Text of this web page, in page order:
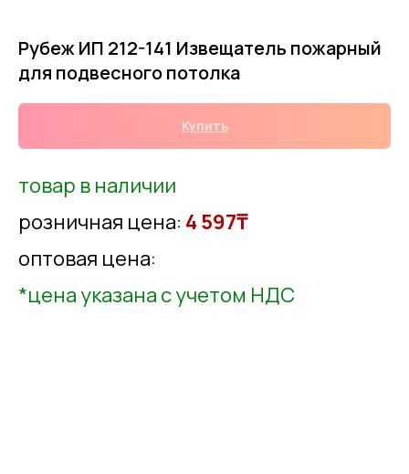
Рубеж ИП 212-141 Извещатель пожарный
для подвесного потолка
Купить
товар в наличии
розничная цена: 4 597₸
оптовая цена:
*цена указана с учетом НДС